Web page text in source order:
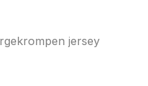
jersey